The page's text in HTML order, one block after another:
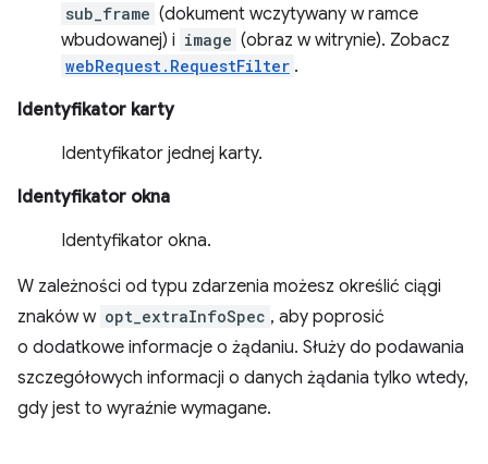
sub_frame (dokument wczytywany w ramce
wbudowanej) i image (obraz w witrynie). Zobacz
webRequest.RequestFilter .
Identyfikator karty
Identyfikator jednej karty.
Identyfikator okna
Identyfikator okna.
W zależności od typu zdarzenia możesz określić ciągi
znaków w opt_extraInfoSpec , aby poprosić
o dodatkowe informacje o żądaniu. Służy do podawania
szczegółowych informacji o danych żądania tylko wtedy,
gdy jest to wyraźnie wymagane.